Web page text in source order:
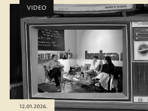
VIDEO
12.01.2026.